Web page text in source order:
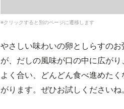
※クリックすると別のページに遷移します
やさしい味わいの卵としらすの
が、だしの風味が口の中に広が
よく合い、どんどん食べ進めた
がります。ぜひお試しくださいね。